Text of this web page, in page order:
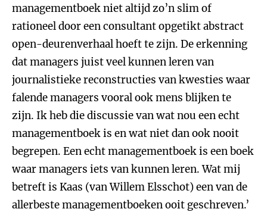
managementboek niet altijd zo’n slim of
rationeel door een consultant opgetikt abstract
open-deurenverhaal hoeft te zijn. De erkenning
dat managers juist veel kunnen leren van
journalistieke reconstructies van kwesties waar
falende managers vooral ook mens blijken te
zijn. Ik heb die discussie van wat nou een echt
managementboek is en wat niet dan ook nooit
begrepen. Een echt managementboek is een boek
waar managers iets van kunnen leren. Wat mij
betreft is Kaas (van Willem Elsschot) een van de
allerbeste managementboeken ooit geschreven.’